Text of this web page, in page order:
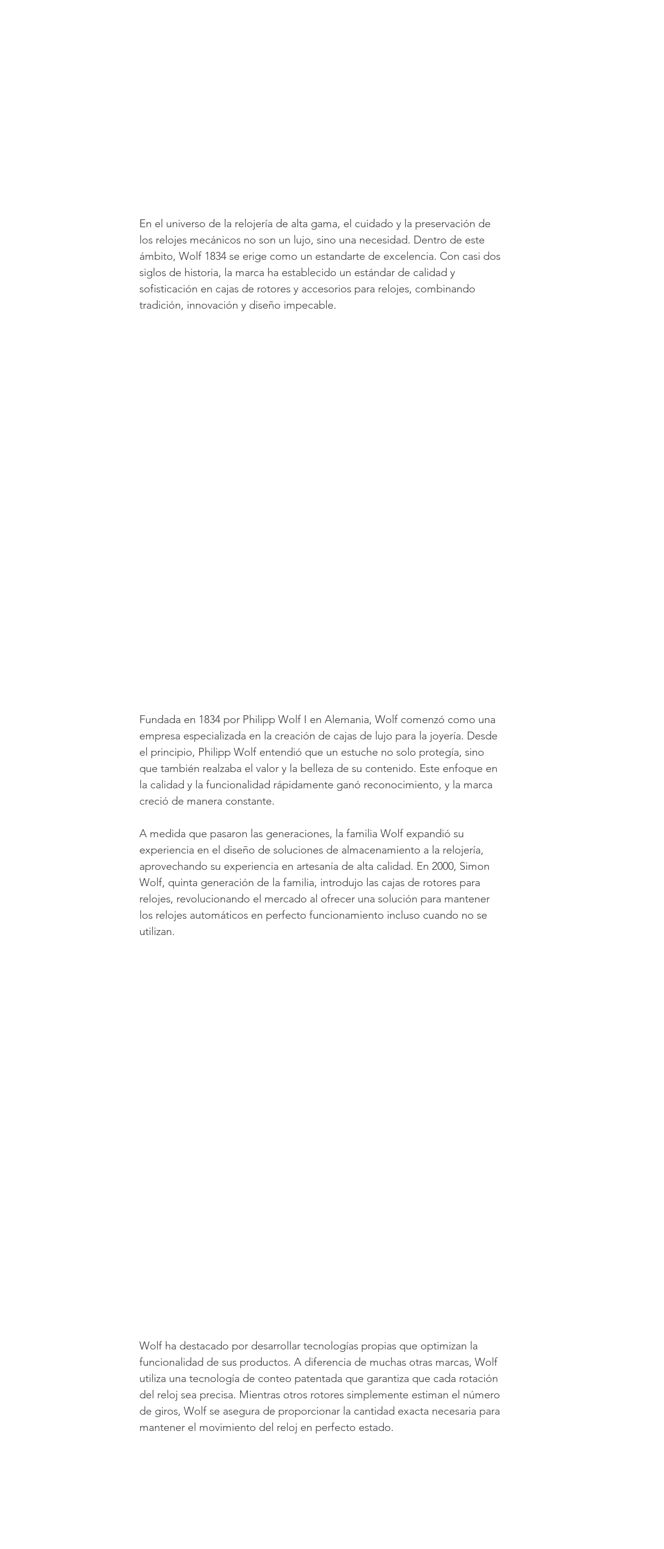
En el universo de la relojería de alta gama, el cuidado y la preservación de
los relojes mecánicos no son un lujo, sino una necesidad. Dentro de este
ámbito, Wolf 1834 se erige como un estandarte de excelencia. Con casi dos
siglos de historia, la marca ha establecido un estándar de calidad y
sofisticación en cajas de rotores y accesorios para relojes, combinando
tradición, innovación y diseño impecable.
Fundada en 1834 por Philipp Wolf I en Alemania, Wolf comenzó como una
empresa especializada en la creación de cajas de lujo para la joyería. Desde
el principio, Philipp Wolf entendió que un estuche no solo protegía, sino
que también realzaba el valor y la belleza de su contenido. Este enfoque en
la calidad y la funcionalidad rápidamente ganó reconocimiento, y la marca
creció de manera constante.
A medida que pasaron las generaciones, la familia Wolf expandió su
experiencia en el diseño de soluciones de almacenamiento a la relojería,
aprovechando su experiencia en artesanía de alta calidad. En 2000, Simon
Wolf, quinta generación de la familia, introdujo las cajas de rotores para
relojes, revolucionando el mercado al ofrecer una solución para mantener
los relojes automáticos en perfecto funcionamiento incluso cuando no se
utilizan.
Wolf ha destacado por desarrollar tecnologías propias que optimizan la
funcionalidad de sus productos. A diferencia de muchas otras marcas, Wolf
utiliza una tecnología de conteo patentada que garantiza que cada rotación
del reloj sea precisa. Mientras otros rotores simplemente estiman el número
de giros, Wolf se asegura de proporcionar la cantidad exacta necesaria para
mantener el movimiento del reloj en perfecto estado.